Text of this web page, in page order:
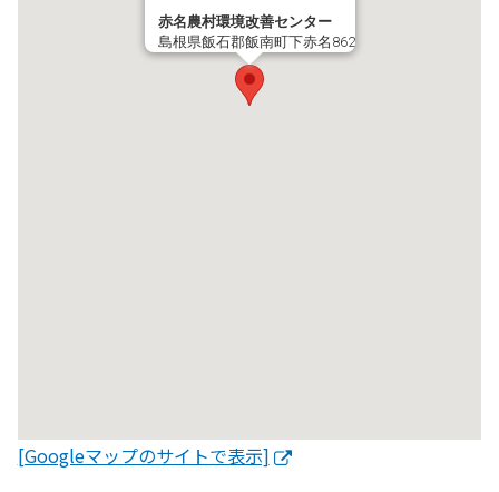
赤名農村環境改善センター
島根県飯石郡飯南町下赤名862
[Googleマップのサイトで表示]